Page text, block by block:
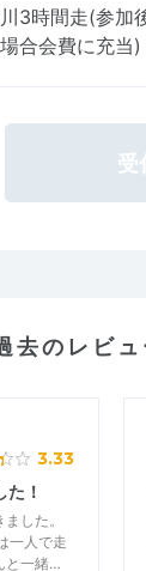
3時間走(参加
合会費に充当)
受
去のレビュ
3.33
！
した。
一人で走
と一緒…